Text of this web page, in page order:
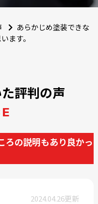
あらかじめ塗装できな
ます。
評判の声
ろの説明もあり良かっ
2024.04.26更新